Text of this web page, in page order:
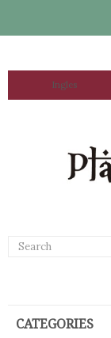
Ingles
CATEGORIES